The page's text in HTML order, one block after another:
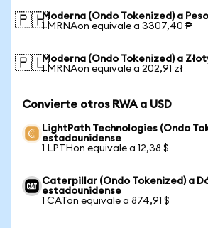
🇵🇭Moderna (Ondo Tokenized) a
1 MRNAon equivale a 3307,40 ₱
🇵🇱Moderna (Ondo Tokenized) a
1 MRNAon equivale a 202,91 zł
Convierte otros RWA a USD
LightPath Technologies (Ondo
estadounidense
1 LPTHon equivale a 12,38 $
Caterpillar (Ondo Tokenized) a
estadounidense
1 CATon equivale a 874,91 $